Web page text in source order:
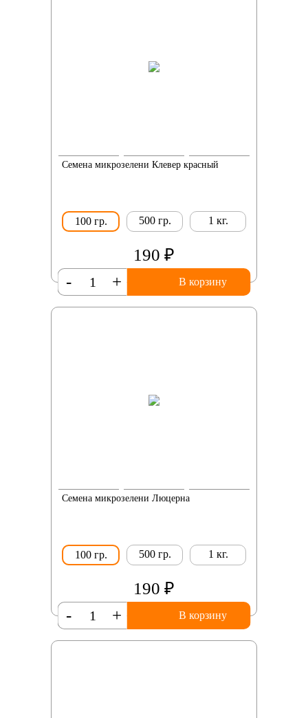
Семена микрозелени Клевер красный
100 гр. 500 гр. 1 кг.
190 ₽
+
- В корзину
Семена микрозелени Люцерна
100 гр. 500 гр. 1 кг.
190 ₽
+
- В корзину